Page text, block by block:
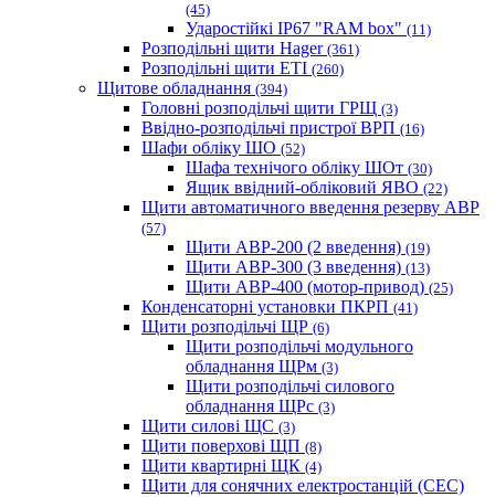
(45)
Ударостійкі IP67 "RAM box" (11)
Розподільні щити Hager (361)
Розподільні щити ETI (260)
Щитове обладнання (394)
Головні розподільчі щити ГРЩ (3)
Ввідно-розподільчі пристрої ВРП (16)
Шафи обліку ШО (52)
Шафа технічого обліку ШОт (30)
Ящик ввідний-обліковий ЯВО (22)
Щити автоматичного введення резерву АВР
(57)
Щити АВР-200 (2 введення) (19)
Щити АВР-300 (3 введення) (13)
Щити АВР-400 (мотор-привод) (25)
Конденсаторні установки ПКРП (41)
Щити розподільчі ЩР (6)
Щити розподільчі модульного
обладнання ЩРм (3)
Щити розподільчі силового
обладнання ЩРс (3)
Щити силові ЩС (3)
Щити поверхові ЩП (8)
Щити квартирні ЩК (4)
Щити для сонячних електростанцій (СЕС)